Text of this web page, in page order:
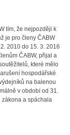
tím, že nejpozději k
je pro členy ČABW
2010 do 15. 3. 2016
ČABW, přijal a
které mělo
hospodářské
na balenou
v období od 31.
zákona a spáchala